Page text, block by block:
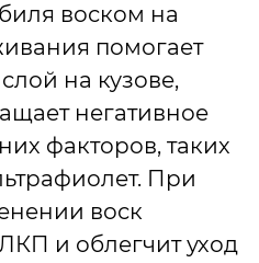
воском на
помогает
на кузове,
негативное
факторов, таких
При
воск
и облегчит уход